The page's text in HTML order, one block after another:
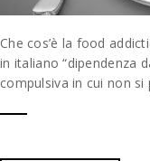
Che cos’è la food
in italiano “dipendenza
compulsiva in cui non